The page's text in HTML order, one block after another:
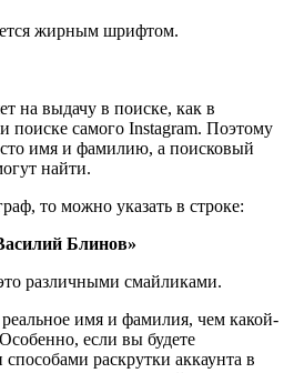
жирным шрифтом.
на выдачу в поиске, как в
поиске самого Instagram. Поэтому
имя и фамилию, а поисковый
найти.
то можно указать в строке:
Блинов»
различными смайликами.
имя и фамилия, чем какой-
если вы будете
раскрутки аккаунта в